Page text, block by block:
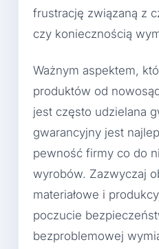
frustrację związaną z
czy koniecznością
Ważnym aspektem,
produktów od
jest często udzielana
gwarancyjny jest
pewność firmy co do
wyrobów. Zazwyczaj
materiałowe i
poczucie
bezproblemowej